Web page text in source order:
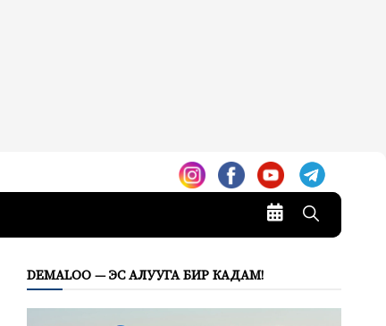
DEMALOO — ЭС АЛУУГА БИР КАДАМ!